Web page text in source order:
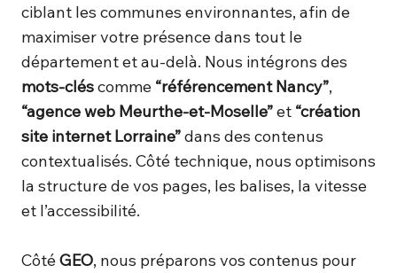
ciblant les communes environnantes, afin de
maximiser votre présence dans tout le
département et au-delà. Nous intégrons des
mots-cléscomme “référencement Nancy”,
“agence web Meurthe-et-Moselle”et “création
site internet Lorraine”dans des contenus
contextualisés. Côté technique, nous optimisons
la structure de vos pages, les balises, la vitesse
et l’accessibilité.
CôtéGEO, nous préparons vos contenus pour